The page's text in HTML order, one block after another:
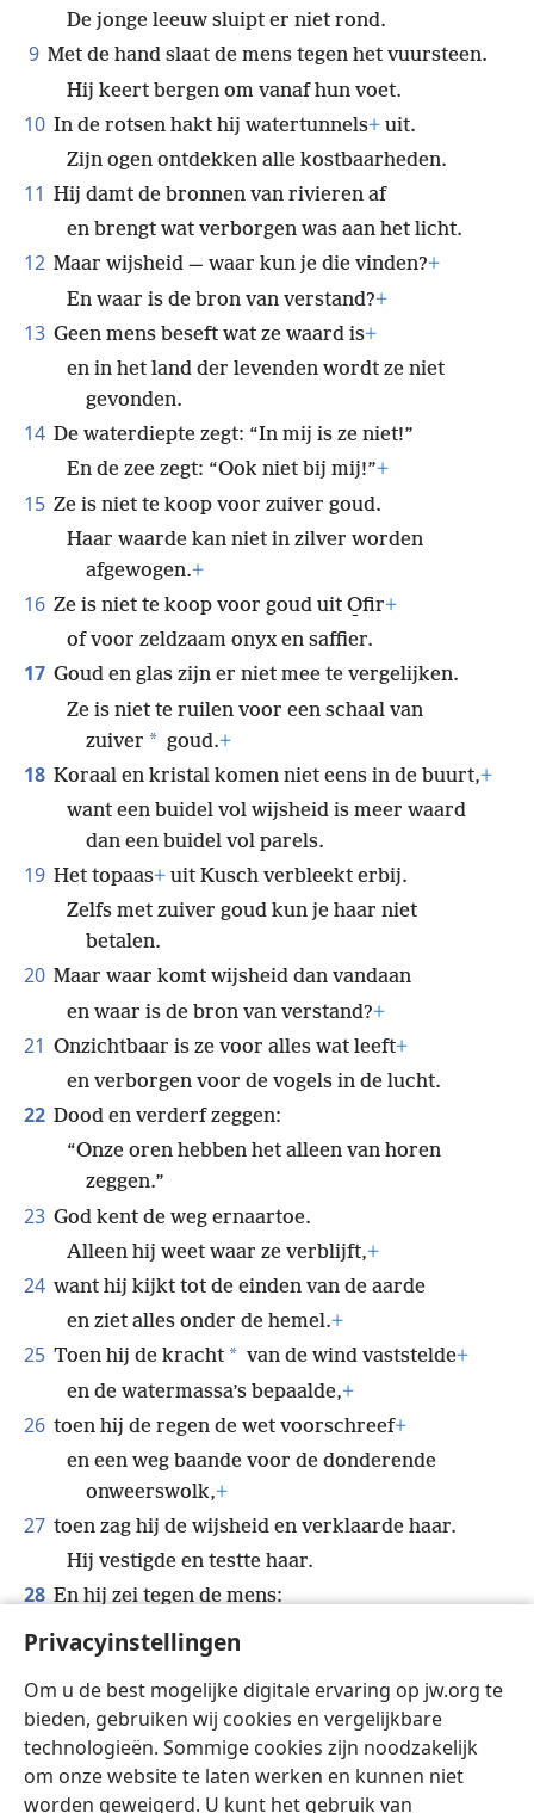
Privacyinstellingen
Om u de best mogelijke digitale ervaring op jw.org te
bieden, gebruiken wij cookies en vergelijkbare
technologieën. Sommige cookies zijn noodzakelijk
om onze website te laten werken en kunnen niet
worden geweigerd. U kunt het gebruik van
Machtige dieren hebben het niet betreden.
De jonge leeuw sluipt er niet rond.
Met de hand slaat de mens tegen het vuursteen.
Hij keert bergen om vanaf hun voet.
In de rotsen hakt hij watertunnels+uit.
Zijn ogen ontdekken alle kostbaarheden.
Hij damt de bronnen van rivieren af
en brengt wat verborgen was aan het licht.
Maar wijsheid — waar kun je die vinden?
En waar is de bron van verstand?+
Geen mens beseft wat ze waard is+
en in het land der levenden wordt ze niet
gevonden.
De waterdiepte zegt: “In mij is ze niet!”
En de zee zegt: “Ook niet bij mij!”+
Ze is niet te koop voor zuiver goud.
Haar waarde kan niet in zilver worden
afgewogen.+
Ze is niet te koop voor goud uit O̱fir
of voor zeldzaam onyx en saffier.
Goud en glas zijn er niet mee te vergelijken.
Ze is niet te ruilen voor een schaal van
zuiver * goud.+
Koraal en kristal komen niet eens in de buurt,
want een buidel vol wijsheid is meer waard
dan een buidel vol parels.
Het topaas +uit Kusch verbleekt erbij.
Zelfs met zuiver goud kun je haar niet
betalen.
Maar waar komt wijsheid dan vandaan
en waar is de bron van verstand?+
Onzichtbaar is ze voor alles wat leeft+
en verborgen voor de vogels in de lucht.
Dood en verderf zeggen:
“Onze oren hebben het alleen van horen
zeggen.”
God kent de weg ernaartoe.
Alleen hij weet waar ze verblijft, +
want hij kijkt tot de einden van de aarde
en ziet alles onder de hemel.+
Toen hij de kracht * van de wind vaststelde
en de watermassa’s bepaalde,+
toen hij de regen de wet voorschreef+
en een weg baande voor de donderende
onweerswolk,+
toen zag hij de wijsheid en verklaarde haar.
Hij vestigde en testte haar.
28 En hij zei tegen de mens:
wijsheid!+
En het kwaad vermijden — dat is verstand.”’